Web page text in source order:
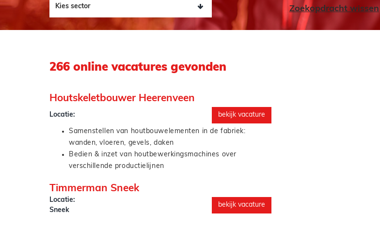
Zoekopdracht wissen
266 online vacatures gevonden
Houtskeletbouwer Heerenveen
Locatie: bekijk vacature
Samenstellen van houtbouw­elementen in de fabriek:
wanden, vloeren, gevels, daken
Bedien & inzet van houtbewerkingsmachines over
verschillende productielijnen
Digitale werktekeningen lezen en omzetten naar productie­
elementen
Veilig en ergonomisch werken met tilhulpen
Timmerman Sneek
Locatie:
Sneek
bekijk vacature